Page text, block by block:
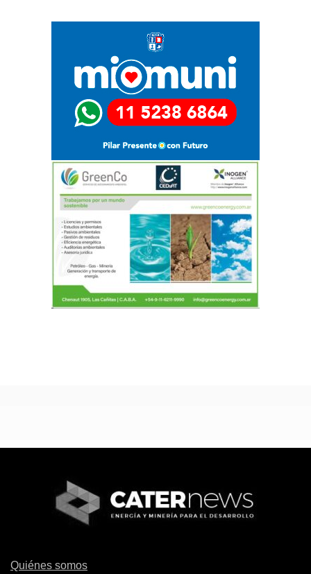
Quiénes somos